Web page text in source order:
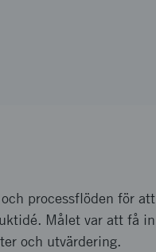
processflöden för att
Målet var att få in
och utvärdering.